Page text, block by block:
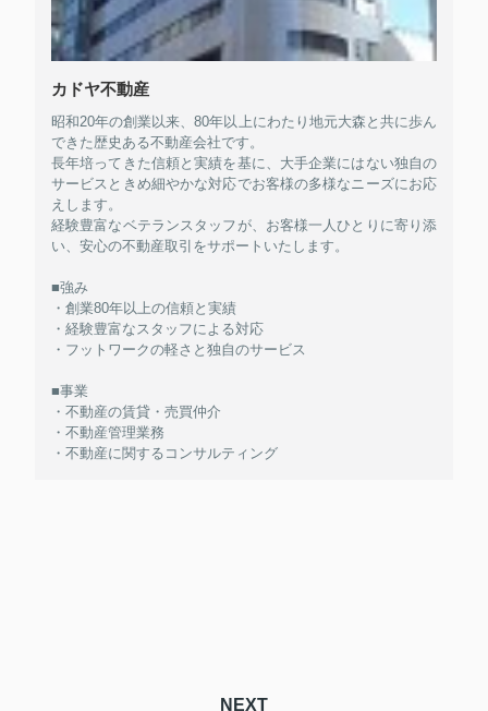
カドヤ不動産
昭和20年の創業以来、80年以上にわたり地元大森と共に歩ん
できた歴史ある不動産会社です。
長年培ってきた信頼と実績を基に、大手企業にはない独自の
サービスときめ細やかな対応でお客様の多様なニーズにお応
えします。
経験豊富なベテランスタッフが、お客様一人ひとりに寄り添
い、安心の不動産取引をサポートいたします。
■強み
・創業80年以上の信頼と実績
・経験豊富なスタッフによる対応
・フットワークの軽さと独自のサービス
■事業
・不動産の賃貸・売買仲介
・不動産管理業務
・不動産に関するコンサルティング
NEXT